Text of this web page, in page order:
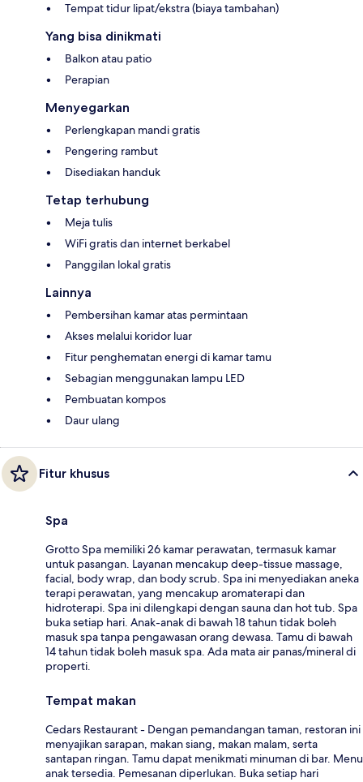
Tempat tidur lipat/ekstra (biaya tambahan)
Yang bisa dinikmati
Balkon atau patio
Perapian
Menyegarkan
Perlengkapan mandi gratis
Pengering rambut
Disediakan handuk
Tetap terhubung
Meja tulis
WiFi gratis dan internet berkabel
Panggilan lokal gratis
Lainnya
Pembersihan kamar atas permintaan
Akses melalui koridor luar
Fitur penghematan energi di kamar tamu
Sebagian menggunakan lampu LED
Pembuatan kompos
Daur ulang
Fitur khusus
Spa
Grotto Spa memiliki 26 kamar perawatan, termasuk kamar
untuk pasangan. Layanan mencakup deep-tissue massage,
facial, body wrap, dan body scrub. Spa ini menyediakan aneka
terapi perawatan, yang mencakup aromaterapi dan
hidroterapi. Spa ini dilengkapi dengan sauna dan hot tub. Spa
buka setiap hari. Anak-anak di bawah 18 tahun tidak boleh
masuk spa tanpa pengawasan orang dewasa. Tamu di bawah
14 tahun tidak boleh masuk spa. Ada mata air panas/mineral di
properti.
Tempat makan
Cedars Restaurant - Dengan pemandangan taman, restoran ini
menyajikan sarapan, makan siang, makan malam, serta
santapan ringan. Tamu dapat menikmati minuman di bar. Menu
anak tersedia. Pemesanan diperlukan. Buka setiap hari